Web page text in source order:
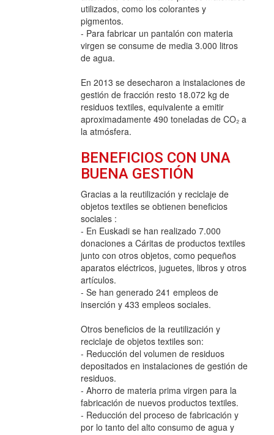
utilizados, como los colorantes y
pigmentos.
- Para fabricar un pantalón con materia
virgen se consume de media 3.000 litros
de agua.
En 2013 se desecharon a instalaciones de
gestión de fracción resto 18.072 kg de
residuos textiles, equivalente a emitir
aproximadamente 490 toneladas de CO₂ a
la atmósfera.
BENEFICIOS CON UNA
BUENA GESTIÓN
Gracias a la reutilización y reciclaje de
objetos textiles se obtienen beneficios
sociales :
- En Euskadi se han realizado 7.000
donaciones a Cáritas de productos textiles
junto con otros objetos, como pequeños
aparatos eléctricos, juguetes, libros y otros
artículos.
- Se han generado 241 empleos de
inserción y 433 empleos sociales.
Otros beneficios de la reutilización y
reciclaje de objetos textiles son:
- Reducción del volumen de residuos
depositados en instalaciones de gestión de
residuos.
- Ahorro de materia prima virgen para la
fabricación de nuevos productos textiles.
- Reducción del proceso de fabricación y
por lo tanto del alto consumo de agua y